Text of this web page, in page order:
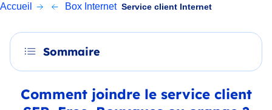
Accueil Box Internet Service client Internet
Sommaire
Comment joindre le service client